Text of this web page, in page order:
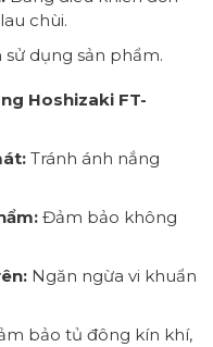
chùi.
dụng sản phẩm.
Hoshizaki FT-
Tránh ánh nắng
Đảm bảo không
Ngăn ngừa vi khuẩn
bảo tủ đông kín khí,